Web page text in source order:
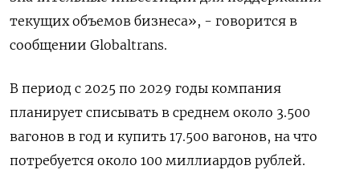
текущих объемов бизнеса», - говорится в
сообщении Globaltrans.
В период с 2025 по 2029 годы компания
планирует списывать в среднем около 3.500
вагонов в год и купить 17.500 вагонов, на что
потребуется около 100 миллиардов рублей.